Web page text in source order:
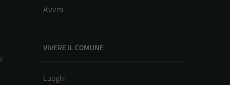
Avvisi
VIVERE IL COMUNE
Luoghi